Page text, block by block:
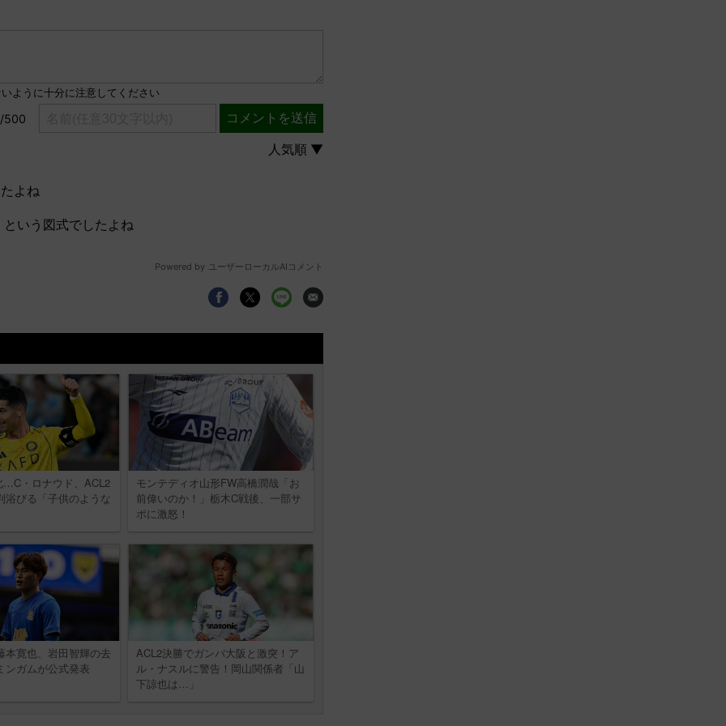
…C・ロナウド、ACL2
浴びる「子供のような
モンテディオ山形FW高橋潤哉「お
前偉いのか！」栃木C戦後、一部サ
ポに激怒！
本寛也、岩田智輝の去
ンガムが公式発表
ACL2決勝でガンバ大阪と激突！ア
ル・ナスルに警告！岡山関係者「山
下諒也は…」